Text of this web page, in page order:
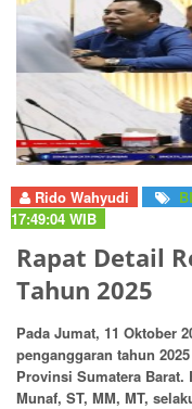
Rido Wahyudi
17:49:04 WIB
Rapat Detail
Tahun 2025
Pada Jumat, 11 Oktober
penganggaran tahun
Provinsi Sumatera
Munaf, ST, MM, MT,